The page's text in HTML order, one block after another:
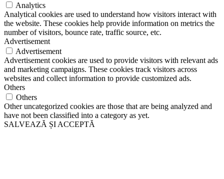
Analytics
Analytical cookies are used to understand how visitors interact with
the website. These cookies help provide information on metrics the
number of visitors, bounce rate, traffic source, etc.
Advertisement
Advertisement
Advertisement cookies are used to provide visitors with relevant ads
and marketing campaigns. These cookies track visitors across
websites and collect information to provide customized ads.
Others
Others
Other uncategorized cookies are those that are being analyzed and
have not been classified into a category as yet.
SALVEAZĂ ȘI ACCEPTĂ